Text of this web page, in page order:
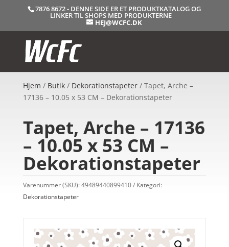
7876 8672 - DENNE SIDE ER ET PRODUKTKATALOG OG
LINKER TIL SHOPS MED PRODUKTERNE
HEJ@WCFC.DK
Hjem / Butik/ Dekorationstapeter/ Tapet, Arche –
17136 – 10.05 x 53 CM – Dekorationstapeter
Tapet, Arche – 17136
– 10.05 x 53 CM –
Dekorationstapeter
Varenummer (SKU):49489440899410
Kategori:
Dekorationstapeter